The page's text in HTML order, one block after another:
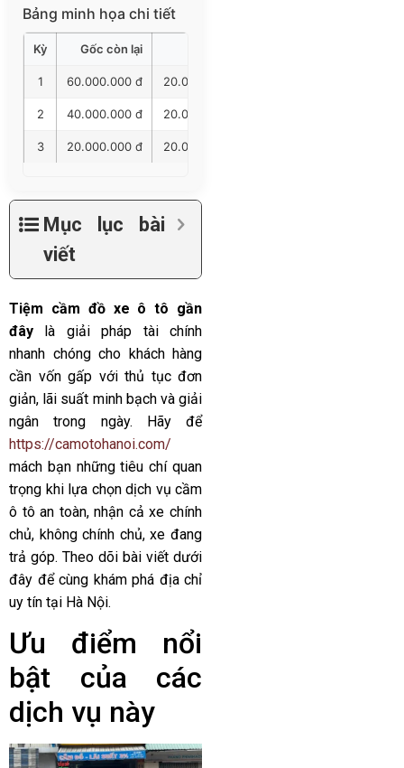
Bảng minh họa chi tiết
Kỳ Gốc còn lại
1 60.000.000 đ 20.000.000 đ
2 40.000.000 đ 20.000.000 đ
3 20.000.000 đ 20.000.000 đ
Mục lục bài
viết
Tiệm cầm đồ xe ô tô gần
đây là giải pháp tài chính
nhanh chóng cho khách hàng
cần vốn gấp với thủ tục đơn
giản, lãi suất minh bạch và giải
ngân trong ngày. Hãy để
https://camotohanoi.com/
mách bạn những tiêu chí quan
trọng khi lựa chọn dịch vụ cầm
ô tô an toàn, nhận cả xe chính
chủ, không chính chủ, xe đang
trả góp. Theo dõi bài viết dưới
đây để cùng khám phá địa chỉ
uy tín tại Hà Nội.
Ưu điểm nổi
bật của các
dịch vụ này